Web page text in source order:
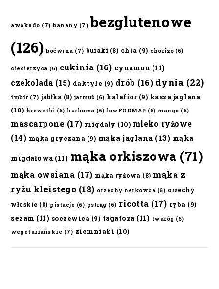
awokado (7) banany (7) bezglutenowe
(126) boćwina (7) buraki (8) chia (9) chorizo (6)
ciecierzyca (6) cukinia (16) cynamon (11)
czekolada (15) daktyle (9) drób (16) dynia (22)
imbir (7) jabłka (8) jarmuż (6) kalafior(9) kasza jaglana
(10) krewetki (6) kurkuma (6) lowFODMAP (6) mango (6)
mascarpone (17) migdały (10) mleko ryżowe
(14) mąka gryczana (9) mąka jaglana (13) mąka
migdałowa (11) mąka orkiszowa (71)
mąka owsiana (17) mąka ryżowa (8) mąka z
ryżu kleistego (18) orzechy nerkowca (6) orzechy
włoskie (8) pistacje (6) pstrąg (6) ricotta (17) ryba (9)
sezam (11) soczewica (9) tagatoza (11) twaróg (6)
wegetariańskie (7) ziemniaki (10)